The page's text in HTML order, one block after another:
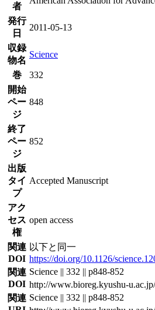
者
発行
日
2011-05-13
収録
物名
Science
巻
332
開始
ペー
ジ
848
終了
ペー
ジ
852
出版
タイ
プ
Accepted Manuscript
アク
セス
権
open access
関連
DOI
以下と同一
https://doi.org/10.1126/
関連
DOI
Science || 332 || p848-852
http://www.bioreg.kyushu-
関連 Science || 332 || p848-852